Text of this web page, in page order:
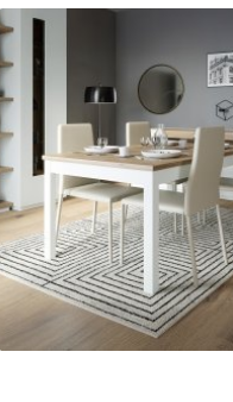
Adres e-
Godziny
Pn-Pt:
SALON
Salon
UL.PLAC
76-200
Nr tel.
Adres e-
Godziny